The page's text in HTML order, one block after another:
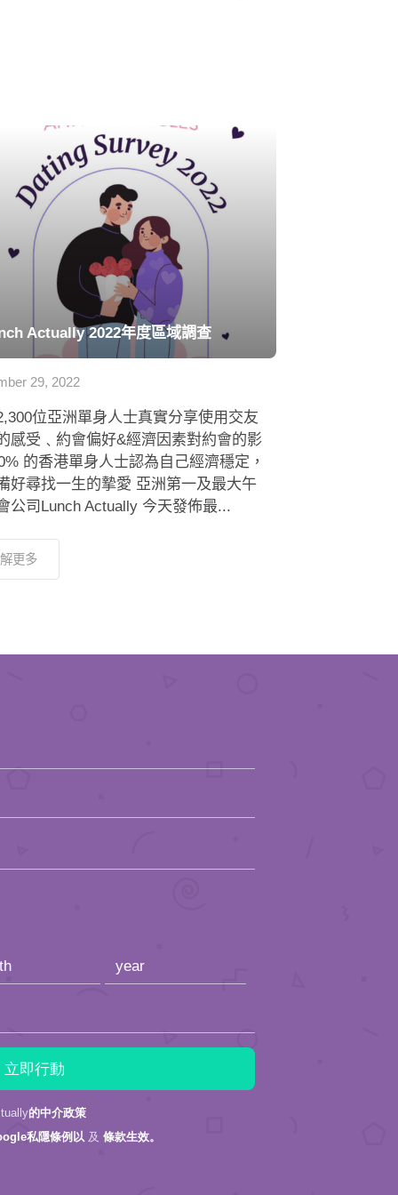
Actually 2022年度區域調查
29, 2022
位亞洲單身人士真實分享使用交友
感受﹑約會偏好&經濟因素對約會的影
的香港單身人士認為自己經濟穩定，
好尋找一生的摯愛 亞洲第一及最大午
公司Lunch Actually 今天發佈最...
解更多
的中介政策
私隱條例以 及 條款生效。